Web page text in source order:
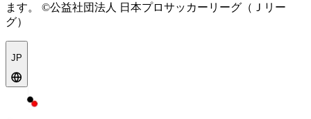
ます。
©公益社団法人 日本プロサッカーリーグ（Ｊリー
グ）
JP